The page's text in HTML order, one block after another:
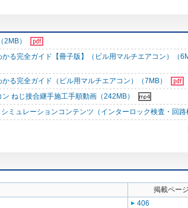
2MB）
る完全ガイド【冊子版】（ビル用マルチエアコン）（
る完全ガイド（ビル用マルチエアコン）（7MB）
ねじ接合継手施工手順動画（242MB）
ミュレーションコンテンツ（インターロック検査・回路
掲載ページ
406